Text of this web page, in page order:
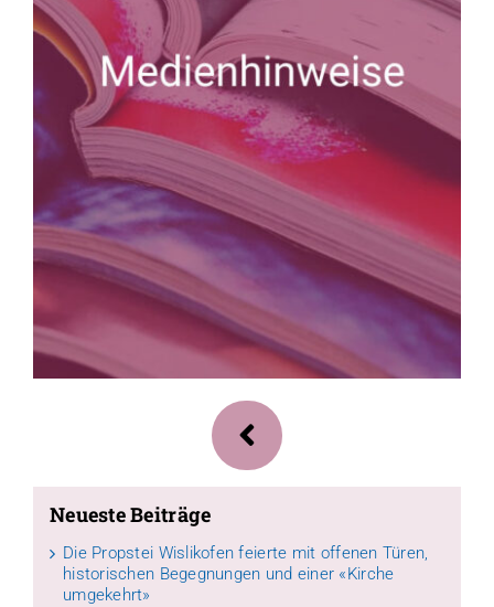
Neueste Beiträge
Die Propstei Wislikofen feierte mit offenen Türen,
historischen Begegnungen und einer «Kirche
umgekehrt»